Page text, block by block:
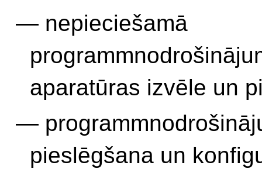
nepieciešamā
aparatūras izvēle un
pieslēgšana un